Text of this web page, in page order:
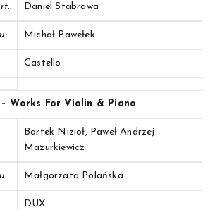
Daniel Stabrawa
Michał Pawełek
Castello
Works For Violin & Piano
Bartek Nizioł, Paweł Andrzej
Mazurkiewicz
Małgorzata Polańska
DUX